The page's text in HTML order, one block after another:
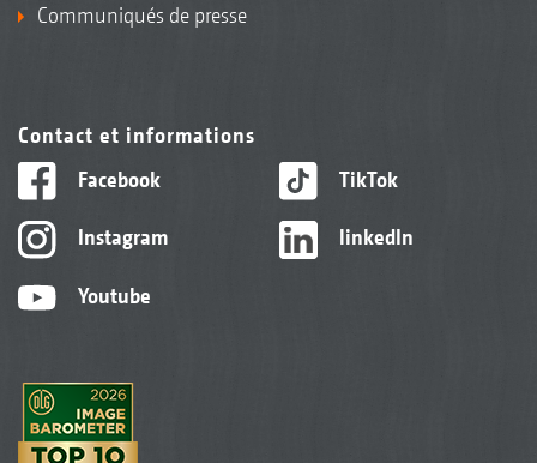
Communiqués de presse
Contact et informations
Facebook
Instagram
Youtube
TikTok
linkedIn